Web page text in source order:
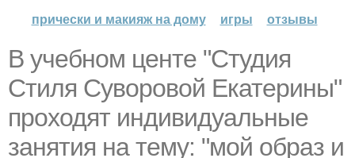
прически и макияж на дому
игры отзывы
В учебном центе "Студия
Стиля Суворовой Екатерины"
проходят индивидуальные
занятия на тему: "мой образ и